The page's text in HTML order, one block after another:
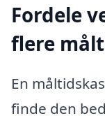
Fordele
flere
En
finde den